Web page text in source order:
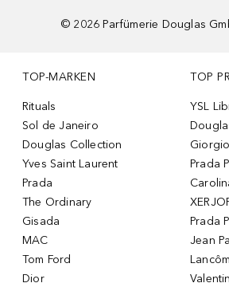
© 2026 Parfümerie Douglas
TOP-MARKEN
Rituals
Sol de Janeiro
Douglas Collection
Yves Saint Laurent
Prada
The Ordinary
Gisada
MAC
Tom Ford
Dior
TOP
YSL
Prada
Prada
Jean